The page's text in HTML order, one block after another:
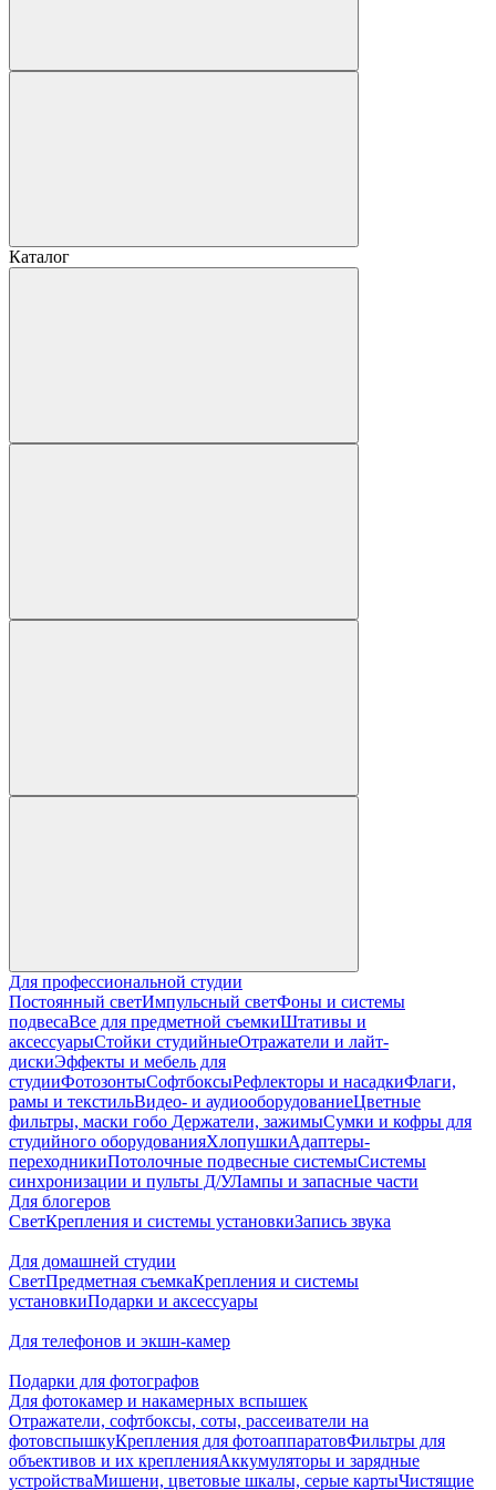
Каталог
Для профессиональной студии
Постоянный светИмпульсный светФоны и системы
подвесаВсе для предметной съемкиШтативы и
аксессуарыСтойки студийныеОтражатели и лайт-
дискиЭффекты и мебель для
студииФотозонтыСофтбоксыРефлекторы и насадкиФлаги,
рамы и текстильВидео- и аудиооборудованиеЦветные
фильтры, маски гобо Держатели, зажимыСумки и кофры для
студийного оборудованияХлопушкиАдаптеры-
переходникиПотолочные подвесные системыСистемы
синхронизации и пульты Д/УЛампы и запасные части
Для блогеров
СветКрепления и системы установкиЗапись звука
Для домашней студии
СветПредметная съемкаКрепления и системы
установкиПодарки и аксессуары
Для телефонов и экшн-камер
Подарки для фотографов
Для фотокамер и накамерных вспышек
Отражатели, софтбоксы, соты, рассеиватели на
фотовспышкуКрепления для фотоаппаратовФильтры для
объективов и их крепленияАккумуляторы и зарядные
устройстваМишени, цветовые шкалы, серые картыЧистящие